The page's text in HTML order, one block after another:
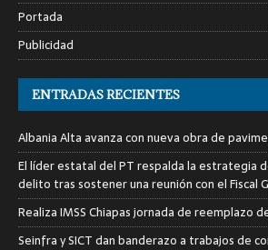
Portada
Publicidad
ENTRADAS RECIENTES
Albania Alta avanza con nueva obra de
El líder estatal del PT respalda la estrategia
delito tras sostener una reunión con el Fiscal
Realiza IMSS Chiapas jornada de reemplazo
Seinfra y SICT dan banderazo a trabajos de